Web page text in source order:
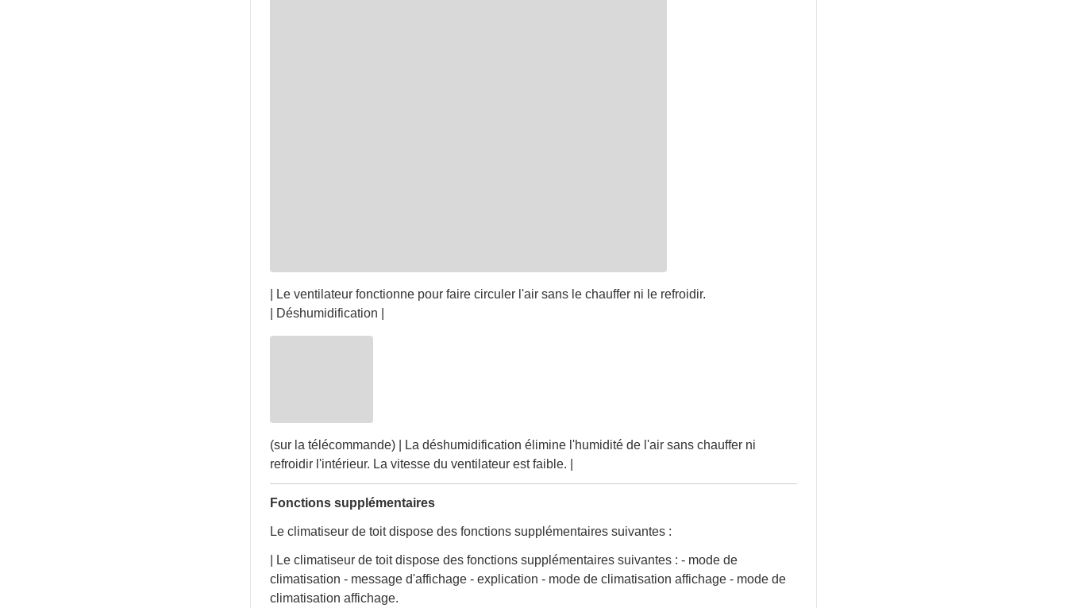
| Le ventilateur fonctionne pour faire circuler l'air sans le chauffer ni le refroidir.
| Déshumidification |
(sur la télécommande) | La déshumidification élimine l'humidité de l'air sans chauffer ni
refroidir l'intérieur. La vitesse du ventilateur est faible. |
Fonctions supplémentaires
Le climatiseur de toit dispose des fonctions supplémentaires suivantes :
| Le climatiseur de toit dispose des fonctions supplémentaires suivantes : - mode de
climatisation - message d'affichage - explication - mode de climatisation affichage - mode de
climatisation affichage.